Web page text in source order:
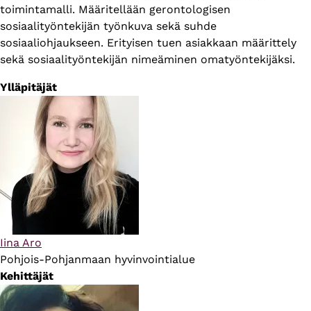
toimintamalli. Määritellään gerontologisen
sosiaalityöntekijän työnkuva sekä suhde
sosiaaliohjaukseen. Erityisen tuen asiakkaan määrittely
sekä sosiaalityöntekijän nimeäminen omatyöntekijäksi.
Ylläpitäjät
Iina Aro
Pohjois-Pohjanmaan hyvinvointialue
Kehittäjät